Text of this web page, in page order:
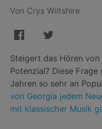
Von Crys Wiltshire
Steigert das Hören
Potenzial? Diese
Jahren so sehr an
von Georgia jedem
mit klassischer Musik